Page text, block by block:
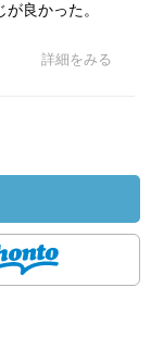
良かった。
詳細をみる